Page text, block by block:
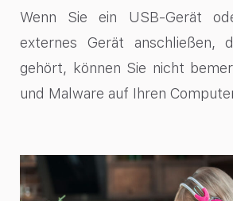
Wenn Sie ein USB-Gerät
externes Gerät anschließen,
gehört, können Sie nicht
und Malware auf Ihren